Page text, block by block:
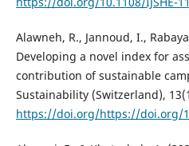
Alawneh, R., Jannoud, I.,
Developing a novel index for
contribution of sustainable
Sustainability (Switzerland),
https://doi.org/https://doi.org/